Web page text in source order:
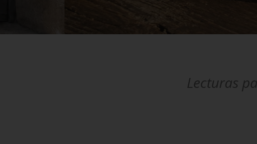
Lecturas